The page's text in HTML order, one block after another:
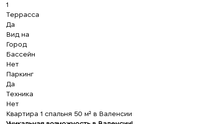
1
Террасса
Да
Вид на
Город
Бассейн
Нет
Паркинг
Да
Техника
Нет
Квартира 1 спальня 50 м² в Валенсии